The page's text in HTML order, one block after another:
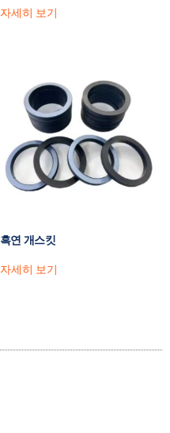
자세히 보기
흑연 개스킷
자세히 보기